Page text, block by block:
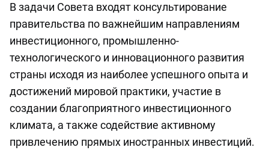
В задачи Совета входят консультирование
правительства по важнейшим направлениям
инвестиционного, промышленно-
технологического и инновационного развития
страны исходя из наиболее успешного опыта и
достижений мировой практики, участие в
создании благоприятного инвестиционного
климата, а также содействие активному
привлечению прямых иностранных инвестиций.